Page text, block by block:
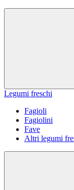
Legumi freschi
Fagioli
Fagiolini
Fave
Altri legumi